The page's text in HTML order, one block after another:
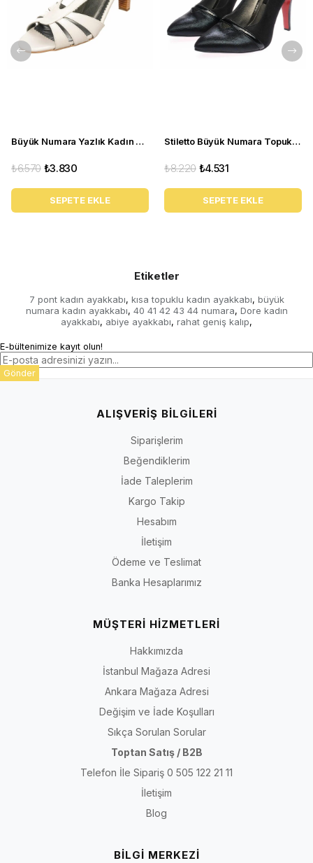
Büyük Numara Yazlık Kadın Stiletto DRL3042 Beyaz
₺3.830
₺6.570
SEPETE EKLE
Stiletto Büyük Numara Topuklu Abiye Kadın Ayakkabı 190333 Siyah
₺4.531
₺8.220
SEPETE EKLE
Etiketler
7 pont kadın ayakkabı, kısa topuklu kadın ayakkabı, büyük
numara kadın ayakkabı, 40 41 42 43 44 numara, Dore kadın
ayakkabı, abiye ayakkabı, rahat geniş kalıp,
E-bültenimize kayıt olun!
Gönder
ALIŞVERİŞ BİLGİLERİ
Siparişlerim
Beğendiklerim
İade Taleplerim
Kargo Takip
Hesabım
İletişim
Ödeme ve Teslimat
Banka Hesaplarımız
MÜŞTERİ HİZMETLERİ
Hakkımızda
İstanbul Mağaza Adresi
Ankara Mağaza Adresi
Değişim ve İade Koşulları
Sıkça Sorulan Sorular
Toptan Satış / B2B
Telefon İle Sipariş 0 505 122 21 11
İletişim
Blog
BİLGİ MERKEZİ